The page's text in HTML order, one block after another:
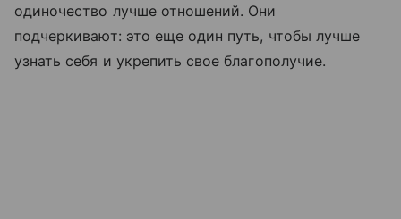
одиночество лучше отношений. Они
подчеркивают: это еще один путь, чтобы лучше
узнать себя и укрепить свое благополучие.